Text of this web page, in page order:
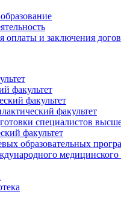
оплаты и заключения
факультет
факультет
факультет
специалистов
факультет
образовательных
медицинского